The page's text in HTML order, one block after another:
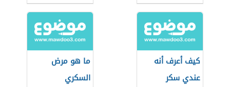
للحامل
كيف أعرف أنه
عندي سكر
ما هو مرض
السكري